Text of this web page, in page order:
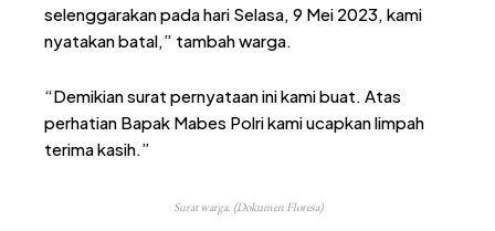
selenggarakan pada hari Selasa, 9 Mei 2023, kami
nyatakan batal,” tambah warga.
“Demikian surat pernyataan ini kami buat. Atas
perhatian Bapak Mabes Polri kami ucapkan limpah
terima kasih.”
Surat warga. (Dokumen Floresa)